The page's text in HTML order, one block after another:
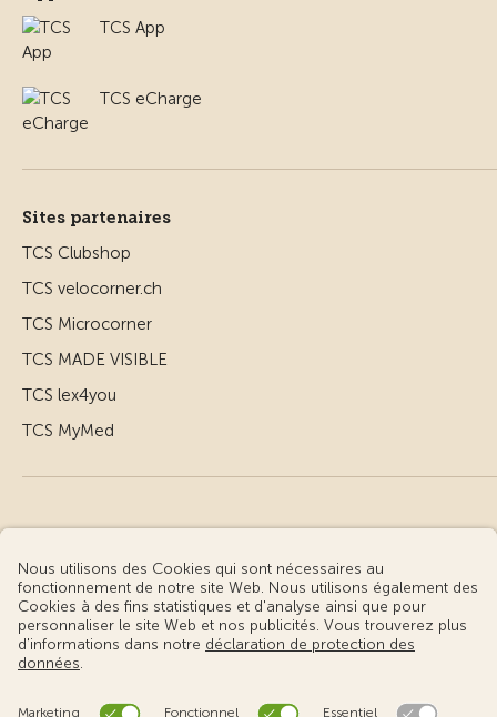
TCS App
TCS eCharge
Sites partenaires
TCS Clubshop
TCS velocorner.ch
TCS Microcorner
TCS MADE VISIBLE
TCS lex4you
TCS MyMed
Conditions d’utilisation – informations juridiques